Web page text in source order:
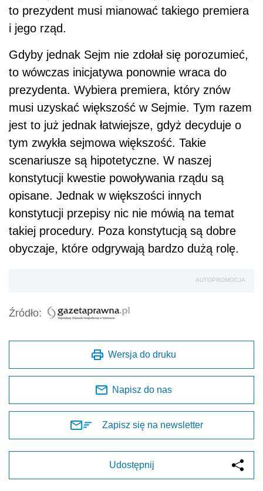
to prezydent musi mianować takiego premiera
i jego rząd.
Gdyby jednak Sejm nie zdołał się porozumieć,
to wówczas inicjatywa ponownie wraca do
prezydenta. Wybiera premiera, który znów
musi uzyskać większość w Sejmie. Tym razem
jest to już jednak łatwiejsze, gdyż decyduje o
tym zwykła sejmowa większość. Takie
scenariusze są hipotetyczne. W naszej
konstytucji kwestie powoływania rządu są
opisane. Jednak w większości innych
konstytucji przepisy nic nie mówią na temat
takiej procedury. Poza konstytucją są dobre
obyczaje, które odgrywają bardzo dużą rolę.
AUTOPROMOCJA
Źródło:
Wersja do druku
Napisz do nas
Zapisz się na newsletter
Udostępnij